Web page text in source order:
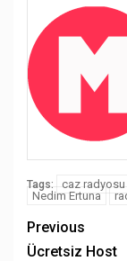
Tags: caz radyosu
Nedim Ertuna
Previous
Ücretsiz Host